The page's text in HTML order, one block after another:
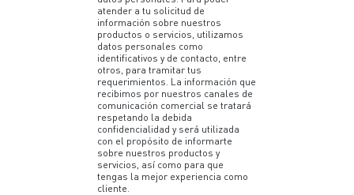
atender a tu solicitud de
información sobre nuestros
productos o servicios, utilizamos
datos personales como
identificativos y de contacto, entre
otros, para tramitar tus
requerimientos. La información que
recibimos por nuestros canales de
comunicación comercial se tratará
respetando la debida
confidencialidad y será utilizada
con el propósito de informarte
sobre nuestros productos y
servicios, así como para que
tengas la mejor experiencia como
cliente.